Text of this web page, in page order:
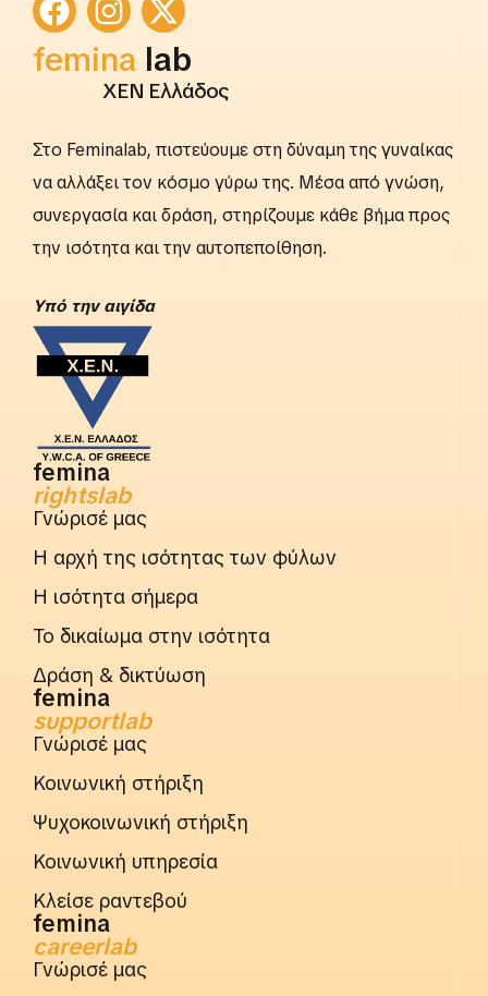
femina lab
ΧΕΝ Ελλάδος
Στο Feminalab, πιστεύουμε στη δύναμη της γυναίκας
να αλλάξει τον κόσμο γύρω της. Μέσα από γνώση,
συνεργασία και δράση, στηρίζουμε κάθε βήμα προς
την ισότητα και την αυτοπεποίθηση.
Yπό την αιγίδα
femina
rightslab
Γνώρισέ μας
Η αρχή της ισότητας των φύλων
Η ισότητα σήμερα
Το δικαίωμα στην ισότητα
Δράση & δικτύωση
femina
supportlab
Γνώρισέ μας
Κοινωνική στήριξη
Ψυχοκοινωνική στήριξη
Κοινωνική υπηρεσία
Κλείσε ραντεβού
femina
careerlab
Γνώρισέ μας